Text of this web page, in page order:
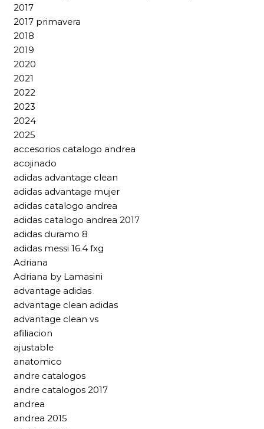
2017
2017 primavera
2018
2019
2020
2021
2022
2023
2024
2025
accesorios catalogo andrea
acojinado
adidas advantage clean
adidas advantage mujer
adidas catalogo andrea
adidas catalogo andrea 2017
adidas duramo 8
adidas messi 16.4 fxg
Adriana
Adriana by Lamasini
advantage adidas
advantage clean adidas
advantage clean vs
afiliacion
ajustable
anatomico
andre catalogos
andre catalogos 2017
andrea
andrea 2015